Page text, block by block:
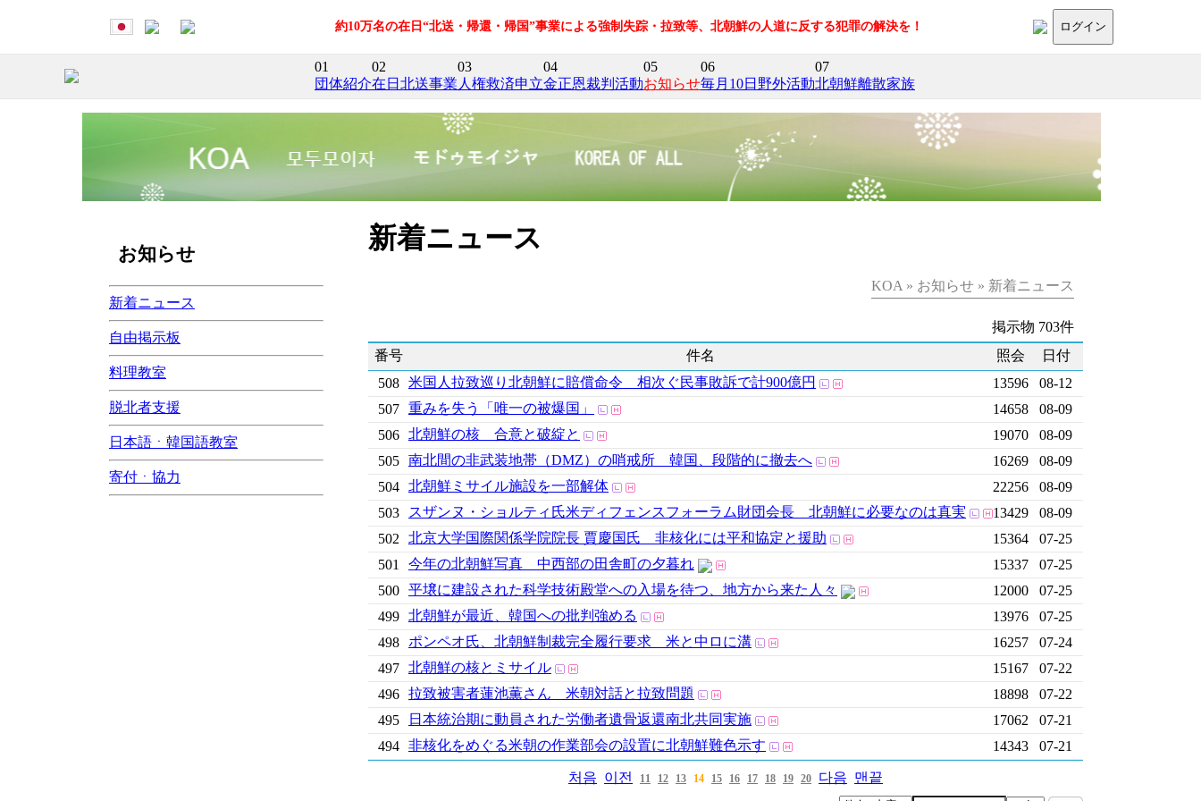
約10万名の在日“北送・帰還・帰国”事業による強制失踪・拉致等、北朝鮮の人道に反する犯罪の解決を！ ログイン
01
団体紹介
02
在日北送事業
03
人権救済申立
04
金正恩裁判活動
05
お知らせ
06
毎月10日野外活動
07
北朝鮮離散家族
お知らせ
新着ニュース
自由掲示板
料理教室
脱北者支援
日本語ㆍ韓国語教室
寄付ㆍ協力
新着ニュース
KOA » お知らせ » 新着ニュース
掲示物 703件
番号
件名 照会
日付
508
米国人拉致巡り北朝鮮に賠償命令 相次ぐ民事敗訴で計900億円 13596
08-12
507
重みを失う「唯一の被爆国」 14658
08-09
506
北朝鮮の核 合意と破綻と 19070
08-09
505
南北間の非武装地帯（DMZ）の哨戒所 韓国、段階的に撤去へ 16269
08-09
504
北朝鮮ミサイル施設を一部解体 22256
08-09
503
スザンヌ・ショルティ氏米ディフェンスフォーラム財団会長 北朝鮮に必要なのは真実 13429
08-09
502
北京大学国際関係学院院長 賈慶国氏 非核化には平和協定と援助 15364
07-25
501
今年の北朝鮮写真 中西部の田舎町の夕暮れ 15337
07-25
500
平壌に建設された科学技術殿堂への入場を待つ、地方から来た人々 12000
07-25
499
北朝鮮が最近、韓国への批判強める 13976
07-25
498
ポンペオ氏、北朝鮮制裁完全履行要求 米と中ロに溝 16257
07-24
497
北朝鮮の核とミサイル 15167
07-22
496
拉致被害者蓮池薫さん 米朝対話と拉致問題 18898
07-22
495
日本統治期に動員された労働者遺骨返還南北共同実施 17062
07-21
494
非核化をめぐる米朝の作業部会の設置に北朝鮮難色示す 14343 07-21
처음 이전 11 12 13 14 15 16 17 18 19 20 다음 맨끝